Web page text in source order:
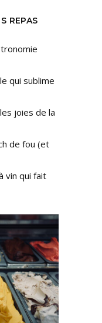
REPAS
qui sublime
joies de la
de fou (et
vin qui fait